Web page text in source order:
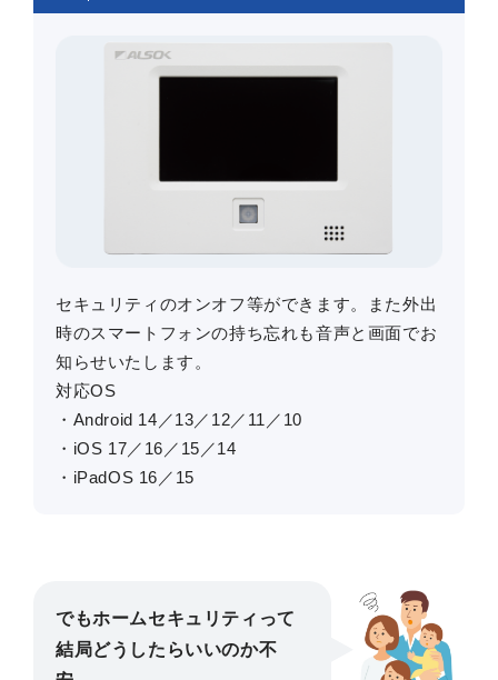
セキュリティのオンオフ等ができます。また外出
時のスマートフォンの持ち忘れも音声と画面でお
知らせいたします。
対応OS
・Android 14／13／12／11／10
・iOS 17／16／15／14
・iPadOS 16／15
でもホームセキュリティって
結局どうしたらいいのか不